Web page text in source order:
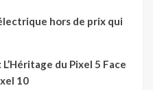
hors de prix qui
du Pixel 5 Face
10